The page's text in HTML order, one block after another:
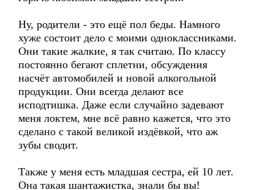
Ну, родители - это ещё пол беды. Намного
хуже состоит дело с моими одноклассниками.
Они такие жалкие, я так считаю. По классу
постоянно бегают сплетни, обсуждения
насчёт автомобилей и новой алкогольной
продукции. Они всегда делают все
исподтишка. Даже если случайно задевают
меня локтем, мне всё равно кажется, что это
сделано с такой великой издёвкой, что аж
зубы сводит.
Также у меня есть младшая сестра, ей 10 лет.
Она такая шантажистка, знали бы вы!